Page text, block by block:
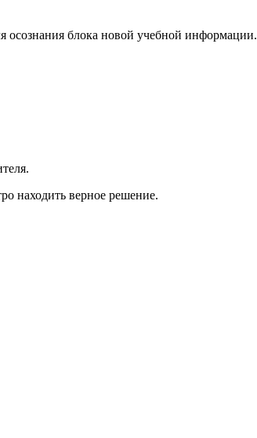
осознания блока новой учебной информации.
находить верное решение.